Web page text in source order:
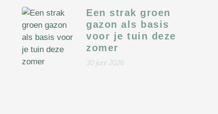
Een strak groen
gazon als basis
voor je tuin deze
zomer
30 juni 2026